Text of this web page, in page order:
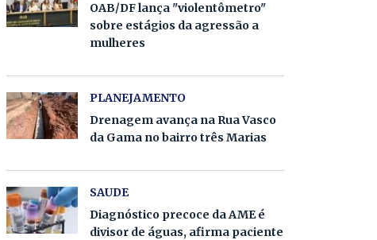
OAB/DF lança "violentômetro"
sobre estágios da agressão a
mulheres
PLANEJAMENTO
Drenagem avança na Rua Vasco
da Gama no bairro três Marias
SAUDE
Diagnóstico precoce da AME é
divisor de águas, afirma paciente